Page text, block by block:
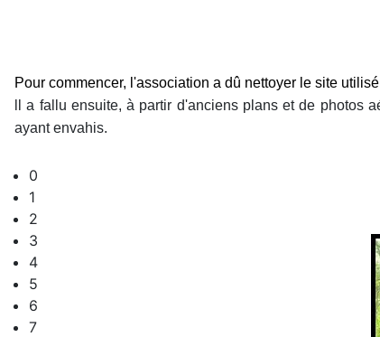
0
1
2
3
4
5
6
7
Pour commencer, l'association a dû nettoyer le site
ll a fallu ensuite, à partir d'anciens plans et de photos
ayant envahis.